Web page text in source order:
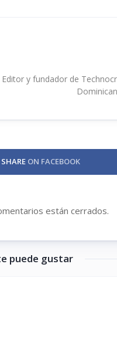
Editor y fundador de
SHARE ON FACEBOOK
están cerrados.
puede gustar